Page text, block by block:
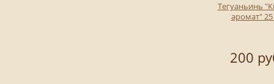
Тегуаньинь
аромат" 25
200